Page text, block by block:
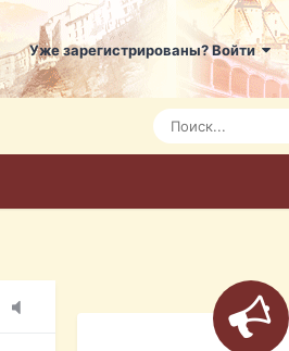
Уже зарегистрированы? Войти
3:21